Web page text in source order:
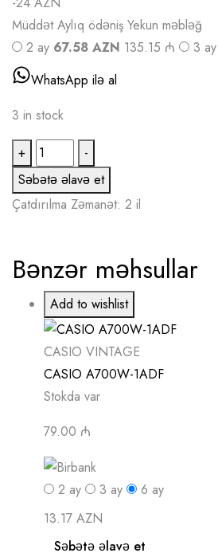
Müddət Aylıq ödəniş Yekun məbləğ
2 ay 67.58 AZN 135.15 ₼ 3 ay
WhatsApp ilə al
3 in stock
+
CASIO
A700WMG-
9ADF
-
Səbətə əlavə et
Çatdırılma Zəmanət: 2 il
Bənzər məhsullar
Add to wishlist
CASIO VINTAGE
CASIO A700W-1ADF
Stokda var
79.00 ₼
2 ay 3 ay 6 ay
13.17 AZN
Səbətə əlavə et